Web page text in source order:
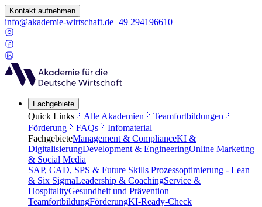
Kontakt aufnehmen
info@akademie-wirtschaft.de+49 294196610
Fachgebiete
Quick Links Alle Akademien
Teamfortbildungen
Förderung
FAQs
Infomaterial
FachgebieteManagement & ComplianceKI &
DigitalisierungDevelopment & EngineeringOnline Marketing
& Social Media
SAP, CAD, SPS & Future Skills Prozessoptimierung - Lean
& Six SigmaLeadership & CoachingService &
HospitalityGesundheit und Prävention
TeamfortbildungFörderungKI-Ready-Check